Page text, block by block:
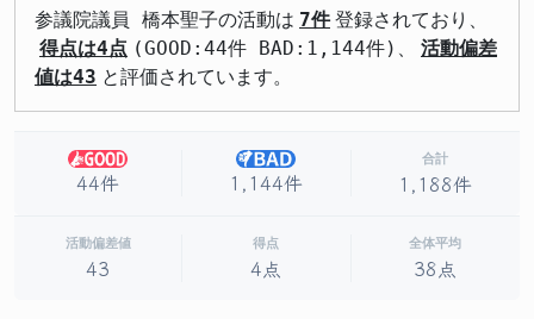
参議院議員 橋本聖子の活動は 7件 登録されており、
得点は4点 (GOOD:44件 BAD:1,144件)、
活動偏差
値は43 と評価されています。
44件 1,144件
合計
1,188件
活動偏差値
43
得点
4点
全体平均
38点